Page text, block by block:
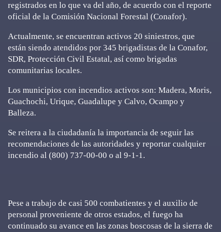
registrados en lo que va del año, de acuerdo con el reporte
oficial de la Comisión Nacional Forestal (Conafor).
Actualmente, se encuentran activos 20 siniestros, que
están siendo atendidos por 345 brigadistas de la Conafor,
SDR, Protección Civil Estatal, así como brigadas
comunitarias locales.
Los municipios con incendios activos son: Madera, Moris,
Guachochi, Urique, Guadalupe y Calvo, Ocampo y
Balleza.
Se reitera a la ciudadanía la importancia de seguir las
recomendaciones de las autoridades y reportar cualquier
incendio al (800) 737-00-00 o al 9-1-1.
Pese a trabajo de casi 500 combatientes y el auxilio de
personal proveniente de otros estados, el fuego ha
continuado su avance en las zonas boscosas de la sierra de